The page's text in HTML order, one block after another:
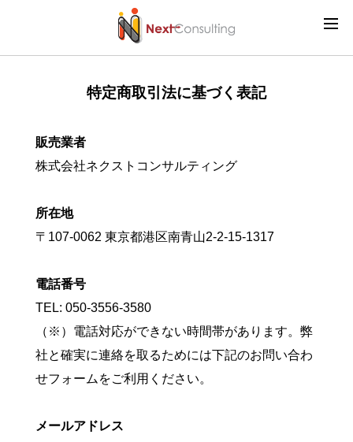
特定商取引法に基づく表記
販売業者
株式会社ネクストコンサルティング
所在地
〒107-0062 東京都港区南青山2-2-15-1317
電話番号
TEL: 050-3556-3580
（※）電話対応ができない時間帯があります。弊
社と確実に連絡を取るためには下記のお問い合わ
せフォームをご利用ください。
メールアドレス